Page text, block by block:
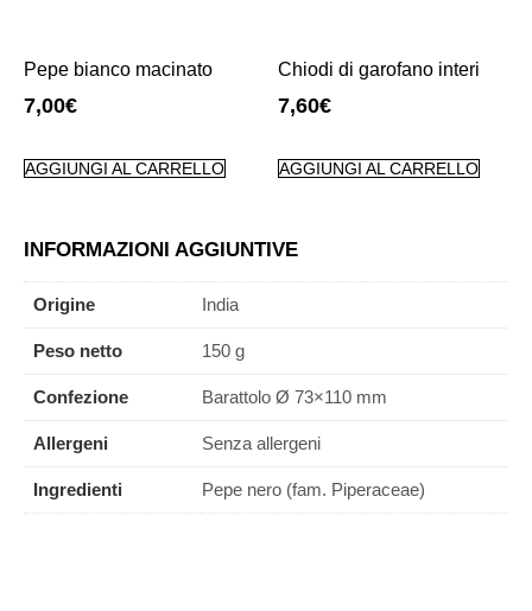
Pepe bianco macinato
7,00€
AGGIUNGI AL CARRELLO
Chiodi di garofano interi
7,60€
AGGIUNGI AL CARRELLO
INFORMAZIONI AGGIUNTIVE
Origine India
Peso netto 150 g
Confezione Barattolo Ø 73×110 mm
Allergeni Senza allergeni
Ingredienti Pepe nero (fam. Piperaceae)